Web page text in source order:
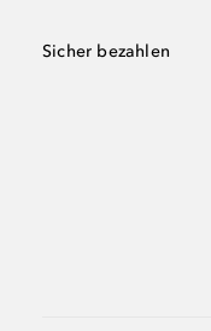
Sicher bezahlen